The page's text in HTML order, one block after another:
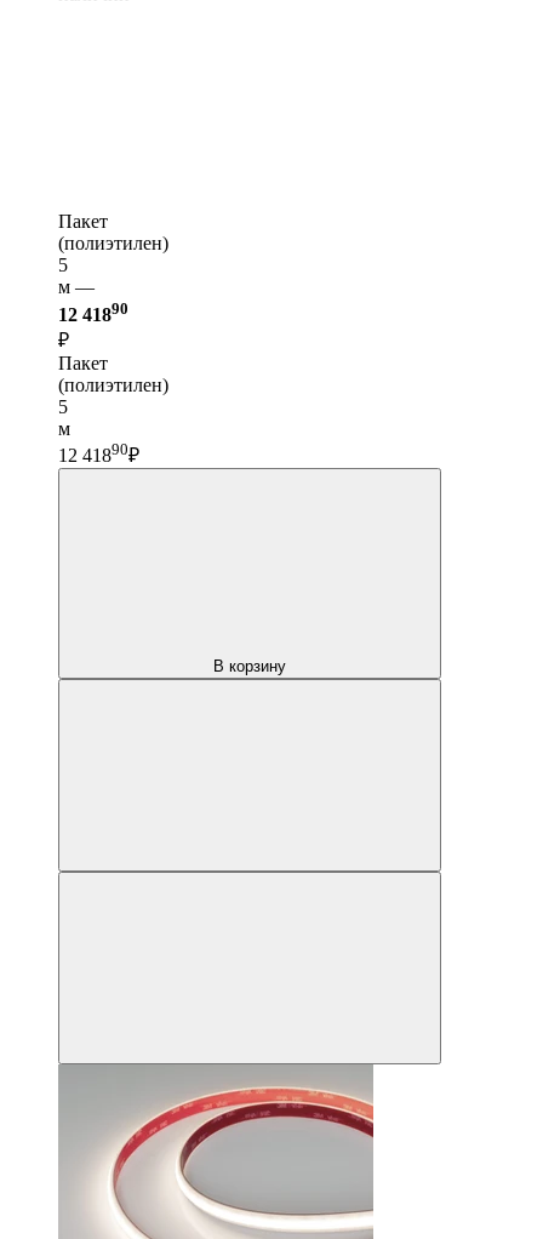
Пакет
(полиэтилен)
5
м —
12 41890
₽
Пакет
(полиэтилен)
5
м
12 41890₽
В корзину